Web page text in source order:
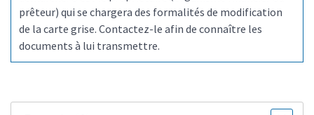
prêteur) qui se chargera des formalités de modification
de la carte grise. Contactez-le afin de connaître les
documents à lui transmettre.